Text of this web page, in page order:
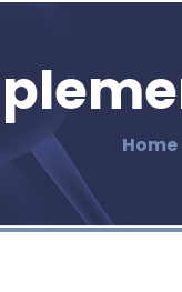
Home